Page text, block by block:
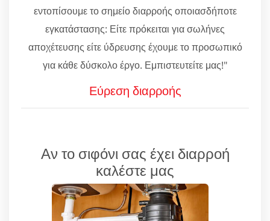
εντοπίσουμε το σημείο διαρροής οποιασδήποτε
εγκατάστασης: Είτε πρόκειται για σωλήνες
αποχέτευσης είτε ύδρευσης έχουμε το προσωπικό
για κάθε δύσκολο έργο. Εμπιστευτείτε μας!"
Εύρεση διαρροής
Αν το σιφόνι σας έχει διαρροή
καλέστε μας